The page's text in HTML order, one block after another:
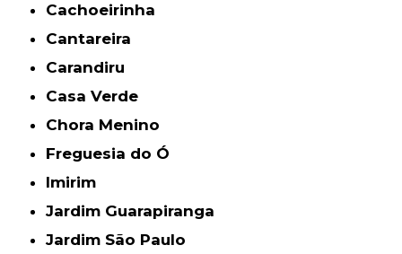
Cachoeirinha
Cantareira
Carandiru
Casa Verde
Chora Menino
Freguesia do Ó
Imirim
Jardim Guarapiranga
Jardim São Paulo